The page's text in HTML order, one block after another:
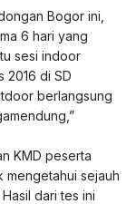
Bogor ini,
6 hari yang
sesi indoor
2016 di SD
berlangsung
KMD peserta
mengetahui sejauh
dari tes ini